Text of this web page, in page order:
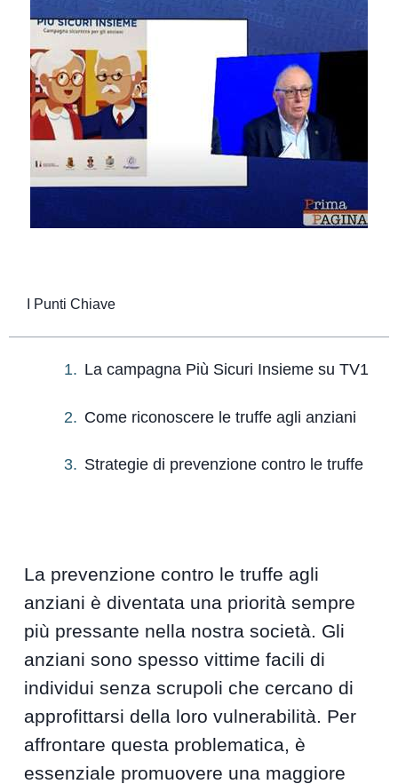
I Punti Chiave
La campagna Più Sicuri Insieme su TV1
Come riconoscere le truffe agli anziani
Strategie di prevenzione contro le truffe
La prevenzione contro le truffe agli
anziani è diventata una priorità sempre
più pressante nella nostra società. Gli
anziani sono spesso vittime facili di
individui senza scrupoli che cercano di
approfittarsi della loro vulnerabilità. Per
affrontare questa problematica, è
essenziale promuovere una maggiore